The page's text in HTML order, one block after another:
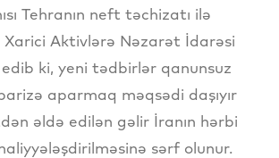
Tehranın neft təchizatı ilə
Xarici Aktivlərə Nəzarət İdarəsi
ki, yeni tədbirlər qanunsuz
aparmaq məqsədi daşıyır
əldə edilən gəlir İranın hərbi
sərf olunur.